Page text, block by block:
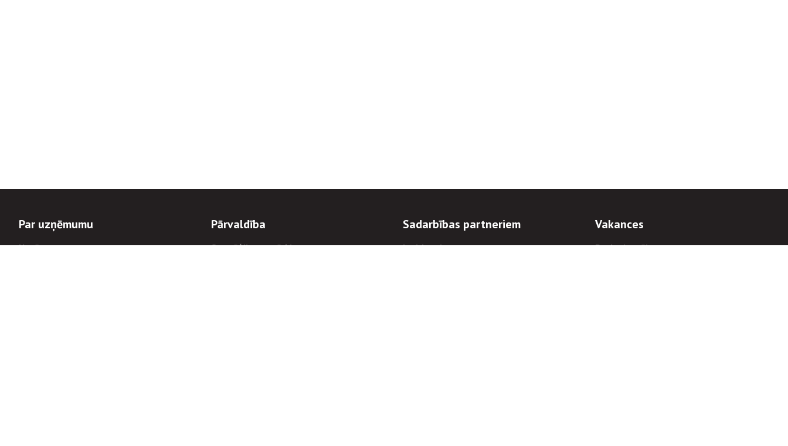
Par uzņēmumu
Uzņēmums
Pārvaldība
Stratēģija un mērķi
Sadarbības partneriem
Iepirkumi
Vakances
Darba iespējas